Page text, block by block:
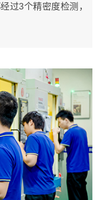
过3个精密度检测，